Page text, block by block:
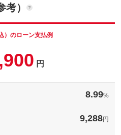
見積もり依頼（無料）
ブを♪
）
）のローン支払例
円
8.99%
9,288円